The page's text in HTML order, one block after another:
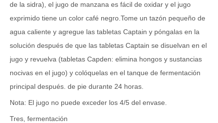
de la sidra), el jugo de manzana es fácil de oxidar y el jugo
exprimido tiene un color café negro.Tome un tazón pequeño de
agua caliente y agregue las tabletas Captain y póngalas en la
solución después de que las tabletas Captain se disuelvan en el
jugo y revuelva (tabletas Capden: elimina hongos y sustancias
nocivas en el jugo) y colóquelas en el tanque de fermentación
principal después. de pie durante 24 horas.
Nota: El jugo no puede exceder los 4/5 del envase.
Tres, fermentación